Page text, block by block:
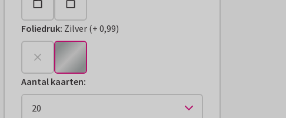
Foliedruk: Zilver (
+€ 0,99
+ 0,99)
Aantal kaarten: